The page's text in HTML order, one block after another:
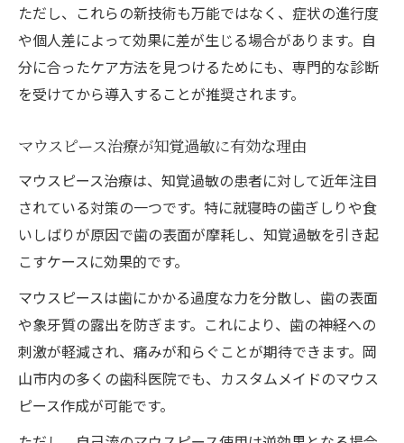
ただし、これらの新技術も万能ではなく、症状の進行度
や個人差によって効果に差が生じる場合があります。自
分に合ったケア方法を見つけるためにも、専門的な診断
を受けてから導入することが推奨されます。
マウスピース治療が知覚過敏に有効な理由
マウスピース治療は、知覚過敏の患者に対して近年注目
されている対策の一つです。特に就寝時の歯ぎしりや食
いしばりが原因で歯の表面が摩耗し、知覚過敏を引き起
こすケースに効果的です。
マウスピースは歯にかかる過度な力を分散し、歯の表面
や象牙質の露出を防ぎます。これにより、歯の神経への
刺激が軽減され、痛みが和らぐことが期待できます。岡
山市内の多くの歯科医院でも、カスタムメイドのマウス
ピース作成が可能です。